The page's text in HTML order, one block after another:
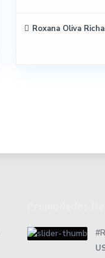
Roxana Oliva